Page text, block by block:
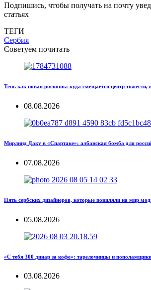
Подпишись, чтобы получать на почту
статьях
ТЕГИ
Сербия
Советуем почитать
Тень как новая роскошь: куда смещается центр тяжести,
08.08.2026
Мирлинд Даку в «Спартаке»: албанская бомба для
07.08.2026
Пять сербских дизайнеров, которые повиляли на мир
05.08.2026
«С тебя 300 динар за кофе»: тарелочницы и
03.08.2026